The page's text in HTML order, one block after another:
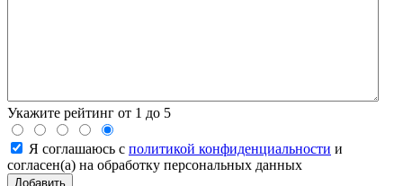
Укажите рейтинг от 1 до 5
Я соглашаюсь с политикой конфиденциальности и
согласен(а) на обработку персональных данных